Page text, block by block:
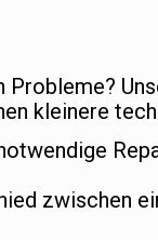
Probleme?
kleinere
zwischen